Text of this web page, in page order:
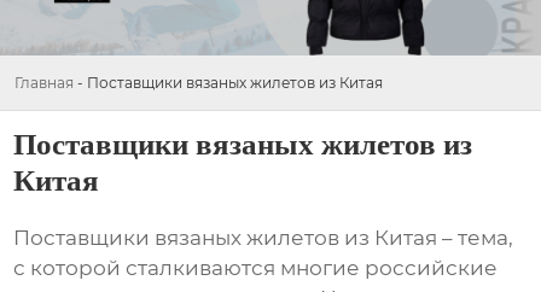
Главная - Поставщики вязаных жилетов из Китая
Поставщики вязаных жилетов из
Китая
Поставщики вязаных жилетов из Китая – тема,
с которой сталкиваются многие российские